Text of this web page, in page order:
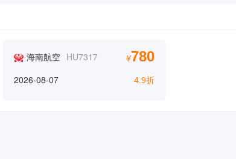
海南航空 HU7317 ¥780
2026-08-07 4.9折